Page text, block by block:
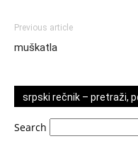
Previous article
muškatla
srpski rečnik – pretraži,
Search